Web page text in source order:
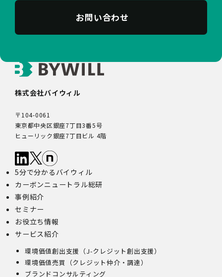
お問い合わせ
株式会社バイウィル
〒104-0061
東京都中央区銀座7丁目3番5号
ヒューリック銀座7丁目ビル 4階
5分で分かるバイウィル
カーボンニュートラル総研
事例紹介
セミナー
お役立ち情報
サービス紹介
環境価値創出支援（J-クレジット創出支援）
環境価値売買（クレジット仲介・調達）
ブランドコンサルティング